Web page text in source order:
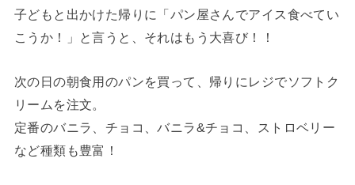
子どもと出かけた帰りに「パン屋さんでアイス食べてい
こうか！」と言うと、それはもう大喜び！！
次の日の朝食用のパンを買って、帰りにレジでソフトク
リームを注文。
定番のバニラ、チョコ、バニラ&チョコ、ストロベリー
など種類も豊富！